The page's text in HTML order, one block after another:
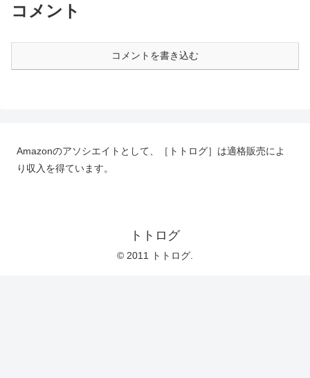
コメント
コメントを書き込む
Amazonのアソシエイトとして、［トトログ］は適格販売によ
り収入を得ています。
トトログ
© 2011 トトログ.